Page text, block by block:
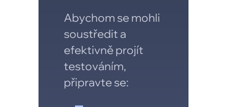
Abychom se mohli
soustředit a
efektivně projít
testováním,
připravte se: